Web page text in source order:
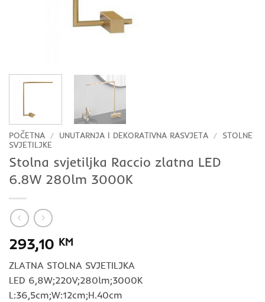
POČETNA / UNUTARNJA I DEKORATIVNA RASVJETA / STOLNE
SVJETILJKE
Stolna svjetiljka Raccio zlatna LED
6.8W 280lm 3000K
293,10 KM
ZLATNA STOLNA SVJETILJKA
LED 6,8W;220V;280lm;3000K
L:36,5cm;W:12cm;H.40cm